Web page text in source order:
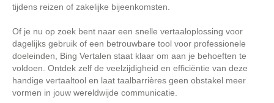
tijdens reizen of zakelijke bijeenkomsten.
Of je nu op zoek bent naar een snelle vertaaloplossing voor
dagelijks gebruik of een betrouwbare tool voor professionele
doeleinden, Bing Vertalen staat klaar om aan je behoeften te
voldoen. Ontdek zelf de veelzijdigheid en efficiëntie van deze
handige vertaaltool en laat taalbarrières geen obstakel meer
vormen in jouw wereldwijde communicatie.